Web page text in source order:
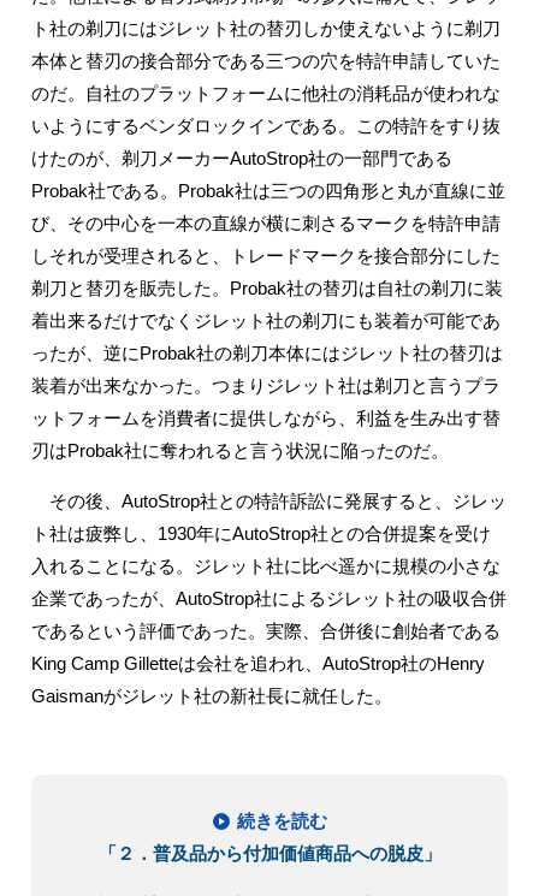
ト社の剃刀にはジレット社の替刃しか使えないように剃刀
本体と替刃の接合部分である三つの穴を特許申請していた
のだ。自社のプラットフォームに他社の消耗品が使われな
いようにするベンダロックインである。この特許をすり抜
けたのが、剃刀メーカーAutoStrop社の一部門である
Probak社である。Probak社は三つの四角形と丸が直線に並
び、その中心を一本の直線が横に刺さるマークを特許申請
しそれが受理されると、トレードマークを接合部分にした
剃刀と替刃を販売した。Probak社の替刃は自社の剃刀に装
着出来るだけでなくジレット社の剃刀にも装着が可能であ
ったが、逆にProbak社の剃刀本体にはジレット社の替刃は
装着が出来なかった。つまりジレット社は剃刀と言うプラ
ットフォームを消費者に提供しながら、利益を生み出す替
刃はProbak社に奪われると言う状況に陥ったのだ。
その後、AutoStrop社との特許訴訟に発展すると、ジレッ
ト社は疲弊し、1930年にAutoStrop社との合併提案を受け
入れることになる。ジレット社に比べ遥かに規模の小さな
企業であったが、AutoStrop社によるジレット社の吸収合併
であるという評価であった。実際、合併後に創始者である
King Camp Gilletteは会社を追われ、AutoStrop社のHenry
Gaismanがジレット社の新社長に就任した。
続きを読む
「２．普及品から付加価値商品への脱皮」